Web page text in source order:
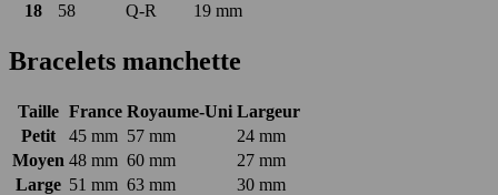
18
58 Q-R 19 mm
Bracelets manchette
Taille France Royaume-Uni Largeur
Petit
45 mm 57 mm
24 mm
Moyen 48 mm 60 mm
27 mm
Large 51 mm 63 mm 30 mm